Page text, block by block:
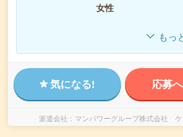
女性
もっ
気になる! 応募
派遣会社 マンパワーグループ株式会社